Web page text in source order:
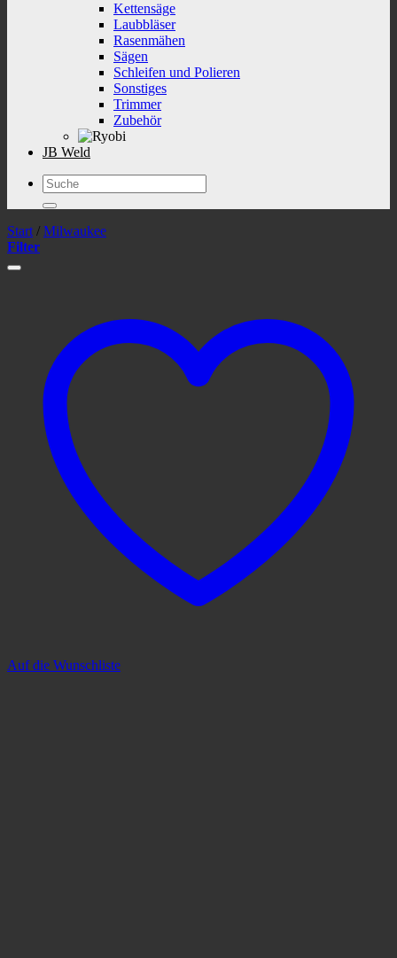
Kettensäge
Laubbläser
Rasenmähen
Sägen
Schleifen und Polieren
Sonstiges
Trimmer
Zubehör
JB Weld
Suchen
nach:
Start / Milwaukee
Filter
Auf die Wunschliste